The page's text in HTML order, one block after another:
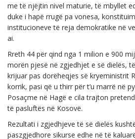
me të njëjtin nivel maturie, të mbyllet
duke i hapë rrugë pa vonesa,
institucioneve të reja demokratike në
ai.
Rreth 44 për qind nga 1 milion e 900
morën pjesë në zgjedhjet e së dielës,
krijuar pas dorëheqjes së kryeministrit
korrik, pasi që u thirr për t’u marrë në
Posaçme në Hagë e cila trajton
të pasluftës në Kosovë.
Rezultati i zgjedhjeve të së dielës
paszgjedhore sikurse edhe në të